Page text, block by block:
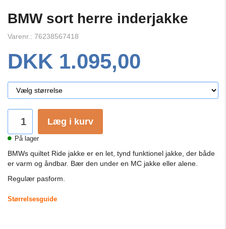
BMW sort herre inderjakke
Varenr.: 76238567418
DKK 1.095,00
Læg i kurv
På lager
BMWs quiltet Ride jakke er en let, tynd funktionel jakke, der både
er varm og åndbar. Bær den under en MC jakke eller alene.
Regulær pasform.
Størrelsesguide